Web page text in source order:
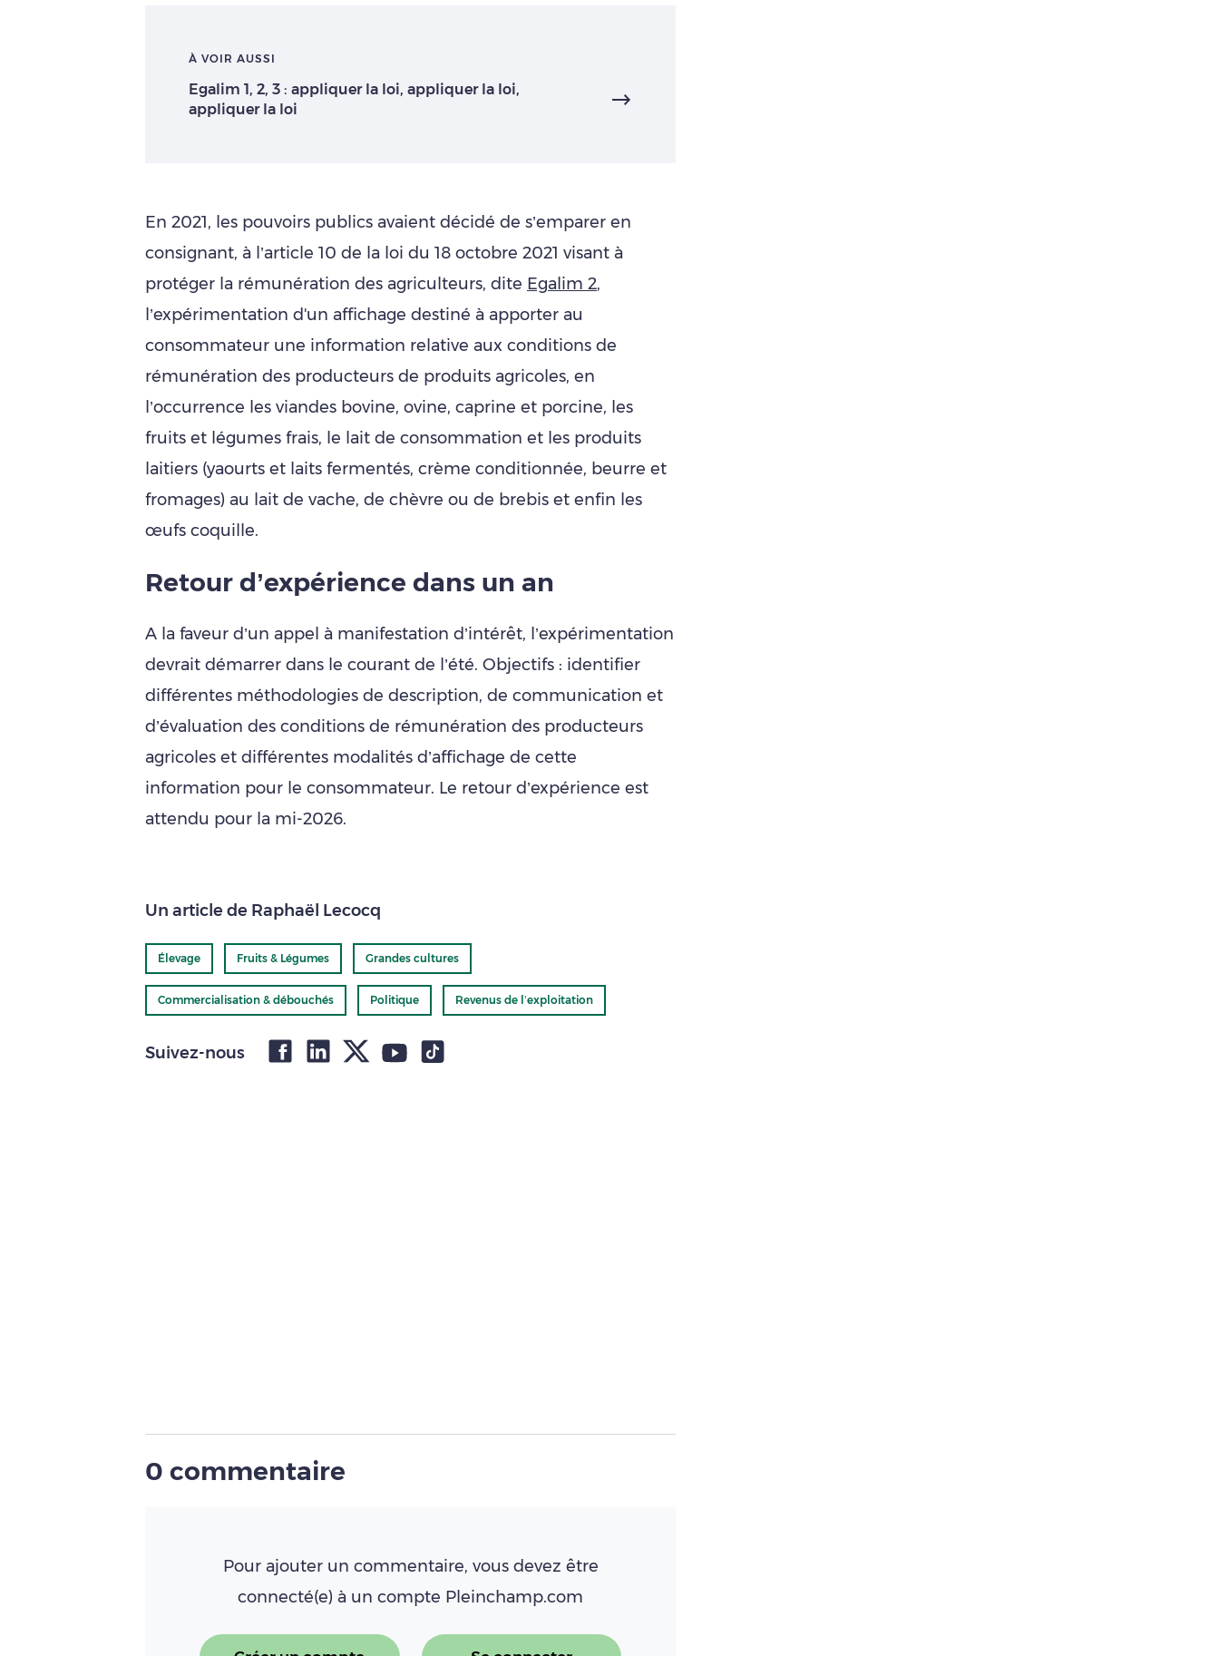
À VOIR AUSSI
Egalim 1, 2, 3 : appliquer la loi, appliquer la loi,
appliquer la loi
En 2021, les pouvoirs publics avaient décidé de s’emparer en
consignant, à l’article 10 de la loi du 18 octobre 2021 visant à
protéger la rémunération des agriculteurs, dite Egalim 2,
l’expérimentation d'un affichage destiné à apporter au
consommateur une information relative aux conditions de
rémunération des producteurs de produits agricoles, en
l’occurrence les viandes bovine, ovine, caprine et porcine, les
fruits et légumes frais, le lait de consommation et les produits
laitiers (yaourts et laits fermentés, crème conditionnée, beurre et
fromages) au lait de vache, de chèvre ou de brebis et enfin les
œufs coquille.
Retour d’expérience dans un an
A la faveur d’un appel à manifestation d’intérêt, l’expérimentation
devrait démarrer dans le courant de l’été. Objectifs : identifier
différentes méthodologies de description, de communication et
d’évaluation des conditions de rémunération des producteurs
agricoles et différentes modalités d’affichage de cette
information pour le consommateur. Le retour d’expérience est
attendu pour la mi-2026.
Un article de Raphaël Lecocq
Élevage Fruits & Légumes Grandes cultures
Commercialisation & débouchés Politique Revenus de l’exploitation
Suivez-nous
0 commentaire
Pour ajouter un commentaire, vous devez être
connecté(e) à un compte Pleinchamp.com